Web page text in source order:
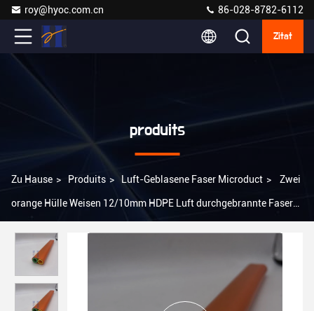
roy@hyoc.com.cn 86-028-8782-6112
Zitat
produits
Zu Hause > Produits > Luft-Geblasene Faser Microduct > Zwei
orange Hülle Weisen 12/10mm HDPE Luft durchgebrannte Faser